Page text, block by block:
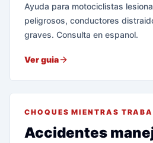
Ayuda para motociclistas
peligrosos, conductores
graves. Consulta en espanol.
Ver guia
CHOQUES MIENTRAS
Accidentes